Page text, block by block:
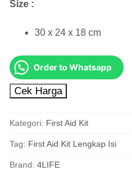
Size :
30 x 24 x 18 cm
Order to Whatsapp
Cek Harga
Kategori: First Aid Kit
Tag: First Aid Kit Lengkap Isi
Brand: 4LIFE